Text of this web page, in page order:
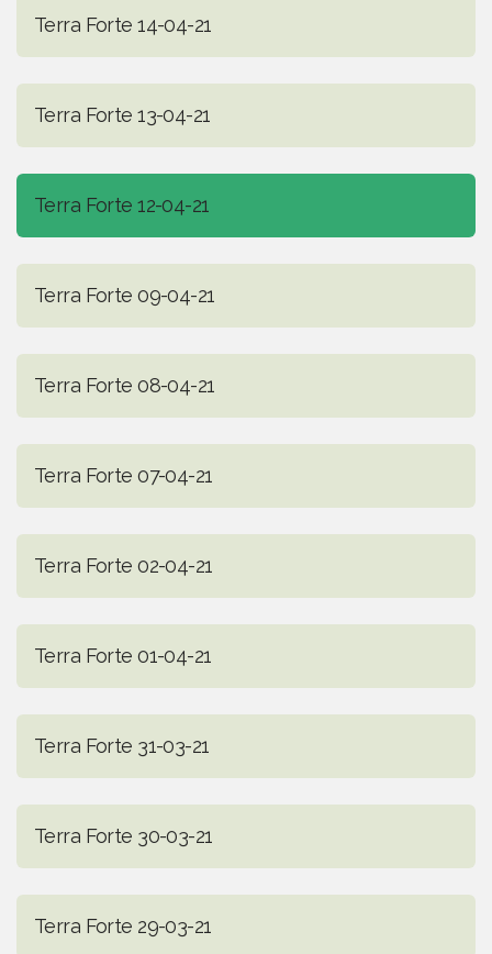
Terra Forte 14-04-21
Terra Forte 13-04-21
Terra Forte 12-04-21
Terra Forte 09-04-21
Terra Forte 08-04-21
Terra Forte 07-04-21
Terra Forte 02-04-21
Terra Forte 01-04-21
Terra Forte 31-03-21
Terra Forte 30-03-21
Terra Forte 29-03-21